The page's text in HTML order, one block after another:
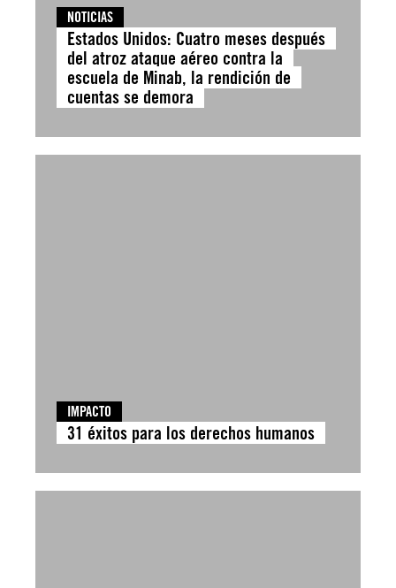
NOTICIAS
Estados Unidos: Cuatro meses después
del atroz ataque aéreo contra la
escuela de Minab, la rendición de
cuentas se demora
IMPACTO
31 éxitos para los derechos humanos